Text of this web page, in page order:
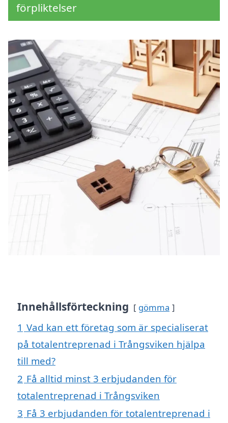
förpliktelser
Innehållsförteckning gömma
1 Vad kan ett företag som är specialiserat
på totalentreprenad i Trångsviken hjälpa
till med?
2 Få alltid minst 3 erbjudanden för
totalentreprenad i Trångsviken
3 Få 3 erbjudanden för totalentreprenad i